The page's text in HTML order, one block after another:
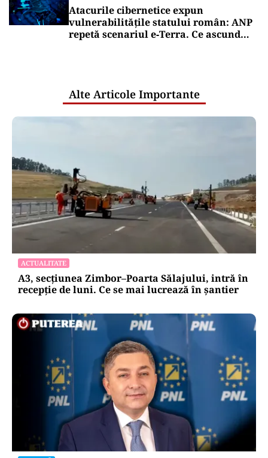
Atacurile cibernetice expun
vulnerabilitățile statului român: ANP
repetă scenariul e‑Terra. Ce ascund
Alte Articole Importante
ACTUALITATE
A3, secțiunea Zimbor–Poarta Sălajului, intră în
recepție de luni. Ce se mai lucrează în șantier